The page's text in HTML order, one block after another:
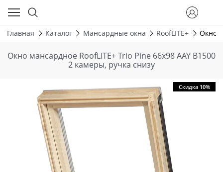
Главная Каталог Мансардные окна RoofLITE+ Окно
Окно мансардное RoofLITE+ Trio Pine 66х98 AAY B1500
2 камеры, ручка снизу
Скидка 10%